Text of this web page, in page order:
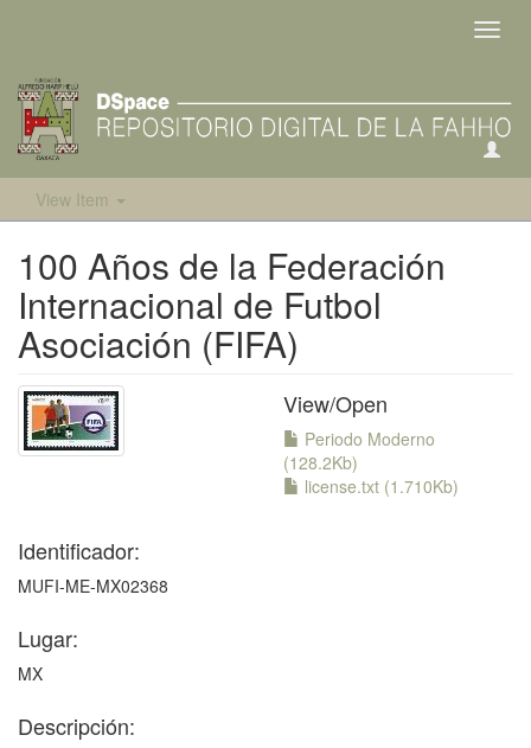
View Item
100 Años de la Federación
Internacional de Futbol
Asociación (FIFA)
View/Open
Periodo Moderno
(128.2Kb)
license.txt (1.710Kb)
Identificador:
MUFI-ME-MX02368
Lugar:
MX
Descripción: